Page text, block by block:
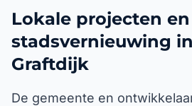
Lokale projecten en
stadsvernieuwing
Graftdijk
De gemeente en